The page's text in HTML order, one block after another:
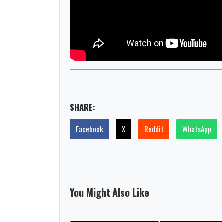
SHARE:
Facebook X Reddit WhatsApp
You Might Also Like